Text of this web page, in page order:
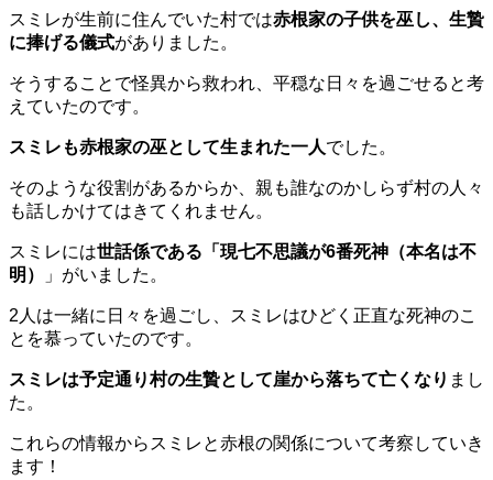
スミレが生前に住んでいた村では赤根家の子供を巫し、生贄
に捧げる儀式がありました。
そうすることで怪異から救われ、平穏な日々を過ごせると考
えていたのです。
スミレも赤根家の巫として生まれた一人でした。
そのような役割があるからか、親も誰なのかしらず村の人々
も話しかけてはきてくれません。
スミレには世話係である「現七不思議が6番死神（本名は不
明）
」がいました。
2人は一緒に日々を過ごし、スミレはひどく正直な死神のこ
とを慕っていたのです。
スミレは予定通り村の生贄として崖から落ちて亡くなり まし
た。
これらの情報からスミレと赤根の関係について考察していき
ます！